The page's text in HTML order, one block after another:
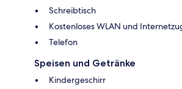
Schreibtisch
Kostenloses WLAN und
Telefon
Speisen und Getränke
Kindergeschirr